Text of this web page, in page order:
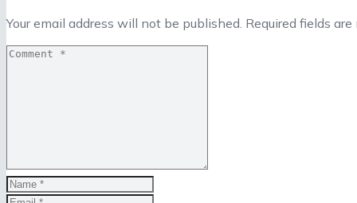
Your email address will not be published. Required fields